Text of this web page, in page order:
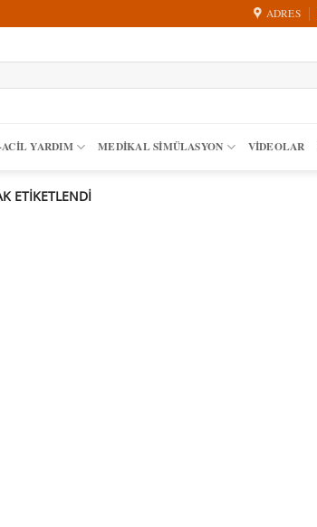
ADRES
YARDIM MEDIKAL SIMÜLASYON VİDEOLAR
ETIKETLENDI